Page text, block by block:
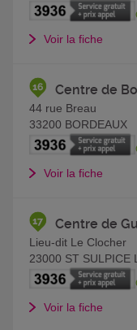
Voir la fiche
Centre de
44 rue Breau
33200 BORDEAUX
Voir la fiche
Centre de
Lieu-dit Le Clocher
23000 ST SULPICE
Voir la fiche